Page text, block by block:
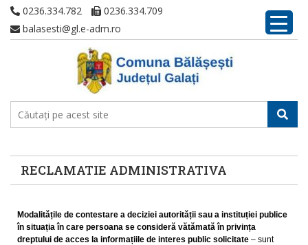
0236.334.782
0236.334.709
balasesti@gl.e-adm.ro
RECLAMATIE ADMINISTRATIVA
Modalitățile de contestare a deciziei autorității sau a instituției publice
în situația în care persoana se consideră vătămată în privința
dreptului de acces la informațiile de interes public solicitate – sunt